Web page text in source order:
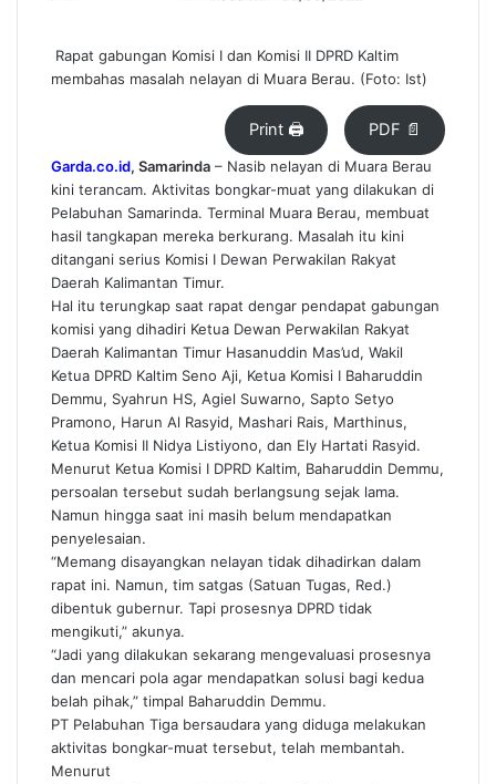
i
l
Rapat gabungan Komisi I dan Komisi II DPRD Kaltim
membahas masalah nelayan di Muara Berau. (Foto: Ist)
Print 🖨 PDF 📄
Garda.co.id, Samarinda – Nasib nelayan di Muara Berau
kini terancam. Aktivitas bongkar-muat yang dilakukan di
Pelabuhan Samarinda. Terminal Muara Berau, membuat
hasil tangkapan mereka berkurang. Masalah itu kini
ditangani serius Komisi I Dewan Perwakilan Rakyat
Daerah Kalimantan Timur.
Hal itu terungkap saat rapat dengar pendapat gabungan
komisi yang dihadiri Ketua Dewan Perwakilan Rakyat
Daerah Kalimantan Timur Hasanuddin Mas’ud, Wakil
Ketua DPRD Kaltim Seno Aji, Ketua Komisi I Baharuddin
Demmu, Syahrun HS, Agiel Suwarno, Sapto Setyo
Pramono, Harun Al Rasyid, Mashari Rais, Marthinus,
Ketua Komisi II Nidya Listiyono, dan Ely Hartati Rasyid.
Menurut Ketua Komisi I DPRD Kaltim, Baharuddin Demmu,
persoalan tersebut sudah berlangsung sejak lama.
Namun hingga saat ini masih belum mendapatkan
penyelesaian.
“Memang disayangkan nelayan tidak dihadirkan dalam
rapat ini. Namun, tim satgas (Satuan Tugas, Red.)
dibentuk gubernur. Tapi prosesnya DPRD tidak
mengikuti,” akunya.
“Jadi yang dilakukan sekarang mengevaluasi prosesnya
dan mencari pola agar mendapatkan solusi bagi kedua
belah pihak,” timpal Baharuddin Demmu.
PT Pelabuhan Tiga bersaudara yang diduga melakukan
aktivitas bongkar-muat tersebut, telah membantah.
Menurut